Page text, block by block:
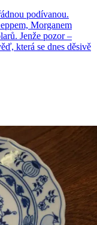
podívanou.
Morganem
Jenže pozor –
která se dnes děsivě